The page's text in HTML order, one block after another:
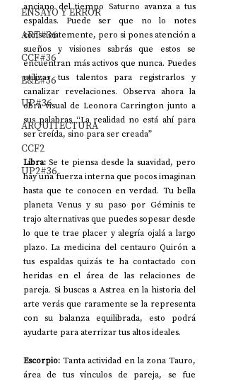
ENSAYO Y ERROR
ART#36
CCF#36
E&E#36
UP#36
ARQUITECTURA
CCF2
UP2#36
anciano del tiempo Saturno avanza a tus
espaldas. Puede ser que no lo notes
conscientemente, pero si pones atención a
sueños y visiones sabrás que estos se
encuentran más activos que nunca. Puedes
utilizar tus talentos para registrarlos y
canalizar revelaciones. Observa ahora la
obra visual de Leonora Carrington junto a
sus palabras “La realidad no está ahí para
ser creída, sino para ser creada”
Libra: Se te piensa desde la suavidad, pero
hay una fuerza interna que pocos imaginan
hasta que te conocen en verdad. Tu bella
planeta Venus y su paso por Géminis te
trajo alternativas que puedes sopesar desde
lo que te trae placer y alegría ojalá a largo
plazo. La medicina del centauro Quirón a
tus espaldas quizás te ha contactado con
heridas en el área de las relaciones de
pareja. Si buscas a Astrea en la historia del
arte verás que raramente se la representa
con su balanza equilibrada, esto podrá
ayudarte para aterrizar tus altos ideales.
Escorpio: Tanta actividad en la zona Tauro,
área de tus vínculos de pareja, se fue